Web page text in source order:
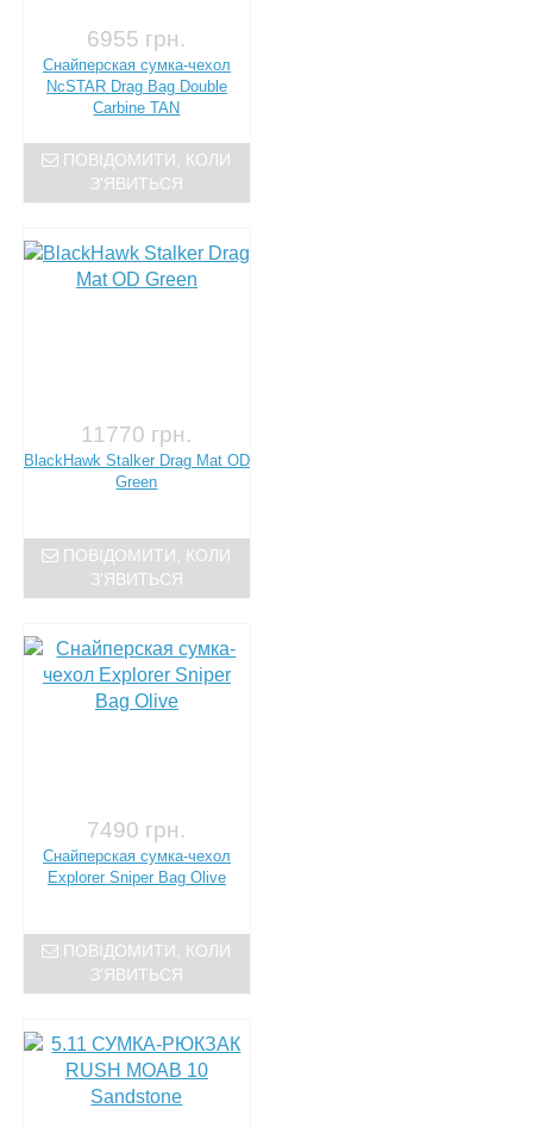
6955 грн.
Снайперская сумка-чехол
NcSTAR Drag Bag Double
Carbine TAN
ПОВІДОМИТИ, КОЛИ
З'ЯВИТЬСЯ
11770 грн.
BlackHawk Stalker Drag Mat OD
Green
ПОВІДОМИТИ, КОЛИ
З'ЯВИТЬСЯ
7490 грн.
Снайперская сумка-чехол
Explorer Sniper Bag Olive
ПОВІДОМИТИ, КОЛИ
З'ЯВИТЬСЯ